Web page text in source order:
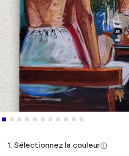
1. Sélectionnez la couleur